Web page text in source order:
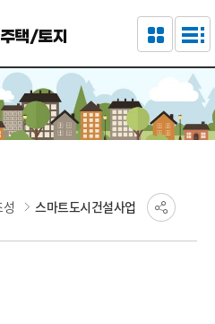
택/토지
스마트도시건설사업